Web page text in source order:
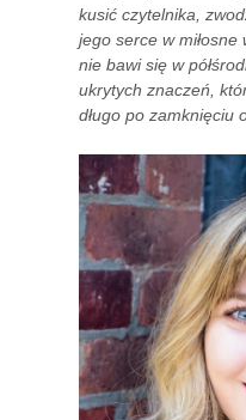
kusić czytelnika,
jego serce w
nie bawi się w
ukrytych znaczeń,
długo po zamknięciu